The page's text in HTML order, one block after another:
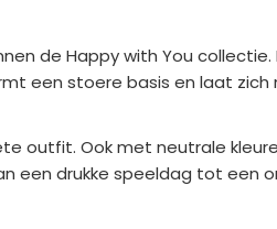
de Happy with You collectie.
een stoere basis en laat zich
outfit. Ook met neutrale
een drukke speeldag tot een